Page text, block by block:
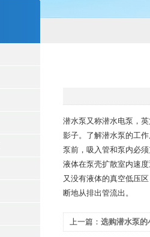
潜水泵又称潜水电泵，
影子。了解潜水泵的工
泵前，吸入管和泵内必
液体在泵壳扩散室内速
又没有液体的真空低压
断地从排出管流出。
上一篇： 选购潜水泵的